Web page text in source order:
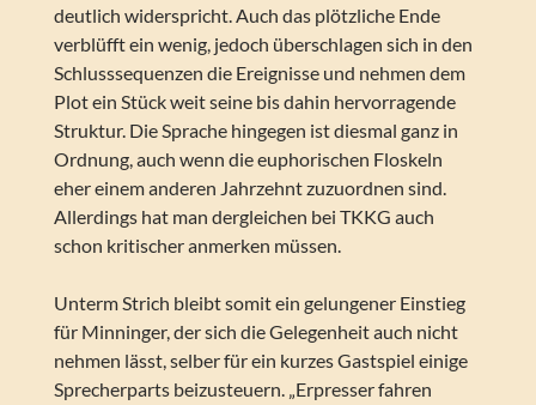
deutlich widerspricht. Auch das plötzliche Ende
verblüfft ein wenig, jedoch überschlagen sich in den
Schlusssequenzen die Ereignisse und nehmen dem
Plot ein Stück weit seine bis dahin hervorragende
Struktur. Die Sprache hingegen ist diesmal ganz in
Ordnung, auch wenn die euphorischen Floskeln
eher einem anderen Jahrzehnt zuzuordnen sind.
Allerdings hat man dergleichen bei TKKG auch
schon kritischer anmerken müssen.
Unterm Strich bleibt somit ein gelungener Einstieg
für Minninger, der sich die Gelegenheit auch nicht
nehmen lässt, selber für ein kurzes Gastspiel einige
Sprecherparts beizusteuern. „Erpresser fahren